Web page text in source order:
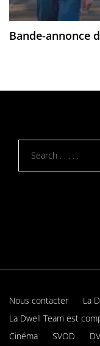
Bande-annonce
Nous contacter
La
La Dwell Team est
Cinéma
SVOD